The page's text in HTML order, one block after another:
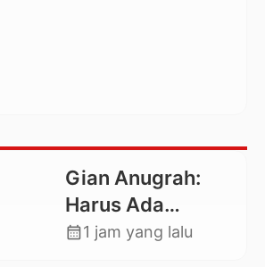
Gian Anugrah:
Harus Ada
Kepastian Hukum
calendar_month1 jam yang lalu